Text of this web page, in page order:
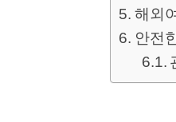
해외
안전